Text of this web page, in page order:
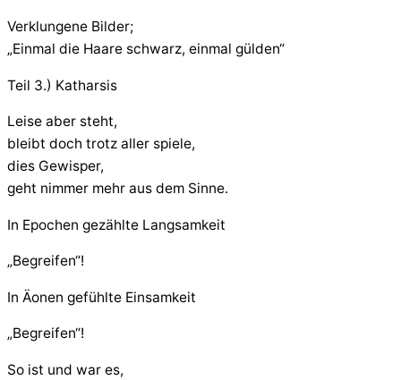
Verklungene Bilder;
„Einmal die Haare schwarz, einmal gülden“
Teil 3.) Katharsis
Leise aber steht,
bleibt doch trotz aller spiele,
dies Gewisper,
geht nimmer mehr aus dem Sinne.
In Epochen gezählte Langsamkeit
„Begreifen“!
In Äonen gefühlte Einsamkeit
„Begreifen“!
So ist und war es,